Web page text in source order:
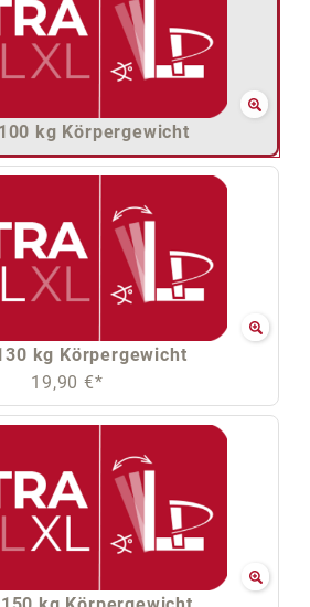
kg Körpergewicht
kg Körpergewicht
19,90 €*